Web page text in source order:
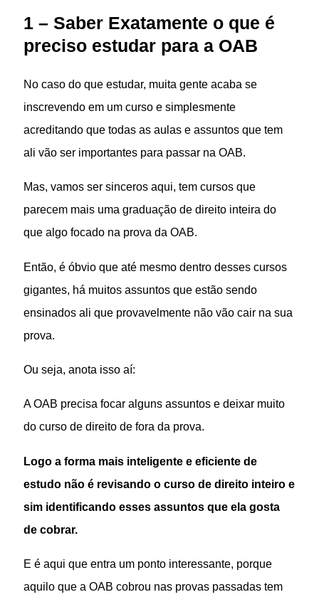
1 – Saber Exatamente o que é
preciso estudar para a OAB
No caso do que estudar, muita gente acaba se
inscrevendo em um curso e simplesmente
acreditando que todas as aulas e assuntos que tem
ali vão ser importantes para passar na OAB.
Mas, vamos ser sinceros aqui, tem cursos que
parecem mais uma graduação de direito inteira do
que algo focado na prova da OAB.
Então, é óbvio que até mesmo dentro desses cursos
gigantes, há muitos assuntos que estão sendo
ensinados ali que provavelmente não vão cair na sua
prova.
Ou seja, anota isso aí:
A OAB precisa focar alguns assuntos e deixar muito
do curso de direito de fora da prova.
Logo a forma mais inteligente e eficiente de
estudo não é revisando o curso de direito inteiro e
sim identificando esses assuntos que ela gosta
de cobrar.
E é aqui que entra um ponto interessante, porque
aquilo que a OAB cobrou nas provas passadas tem